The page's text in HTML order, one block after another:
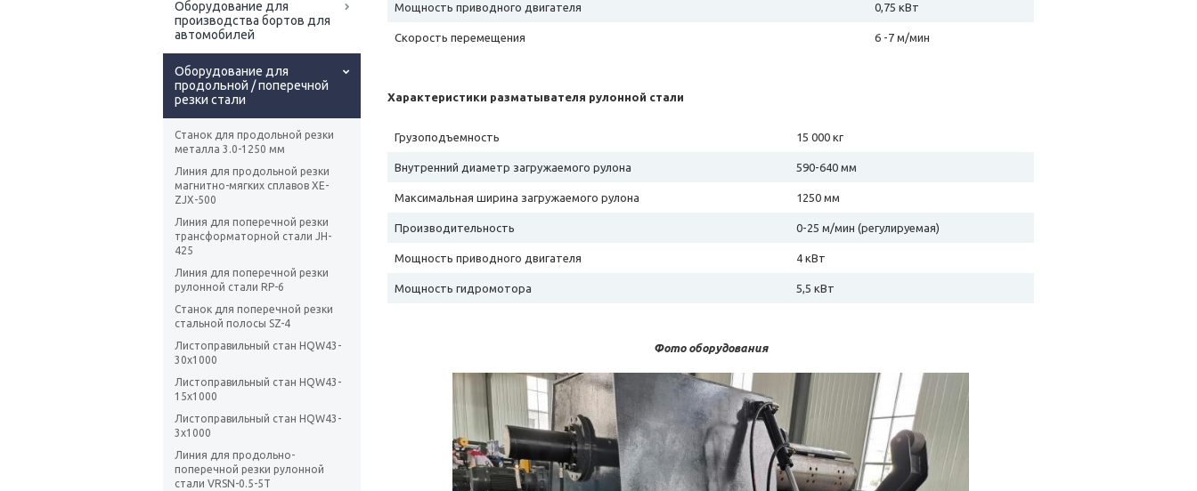
Оборудование для
производства бортов для
автомобилей
Оборудование для
продольной / поперечной
резки стали
Станок для продольной резки
металла 3.0-1250 мм
Линия для продольной резки
магнитно-мягких сплавов XE-
ZJX-500
Линия для поперечной резки
трансформаторной стали JH-
425
Линия для поперечной резки
рулонной стали RP-6
Станок для поперечной резки
стальной полосы SZ-4
Листоправильный стан HQW43-
30x1000
Листоправильный стан HQW43-
15x1000
Листоправильный стан HQW43-
3x1000
Линия для продольно-
поперечной резки рулонной
стали VRSN-0.5-5T
Мощность приводного двигателя 0,75 кВт
Скорость перемещения 6 -7 м/мин
Характеристики разматывателя рулонной стали
Грузоподъемность 15 000 кг
Внутренний диаметр загружаемого рулона 590-640 мм
Максимальная ширина загружаемого рулона 1250 мм
Производительность 0-25 м/мин (регулируемая)
Мощность приводного двигателя 4 кВт
Мощность гидромотора 5,5 кВт
Фото оборудования